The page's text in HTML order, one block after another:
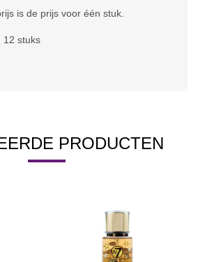
is de prijs voor één stuk.
12 stuks
PRODUCTEN